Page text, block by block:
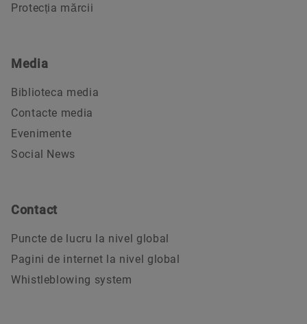
Protecția mărcii
Media
Biblioteca media
Contacte media
Evenimente
Social News
Contact
Puncte de lucru la nivel global
Pagini de internet la nivel global
Whistleblowing system